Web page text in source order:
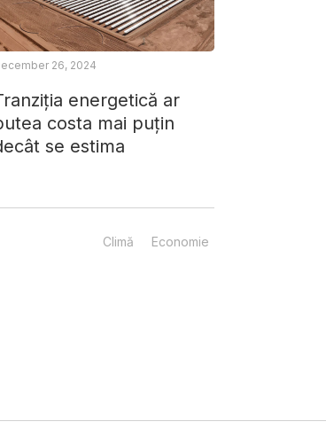
energetică ar
costa mai puțin
se estima
26, 2024
Climă Economie